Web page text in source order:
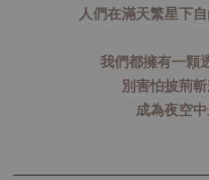
人們在滿天繁星下
我們都擁有一顆
別害怕披荊
成為夜空